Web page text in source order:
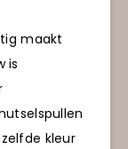
maakt
is
kleur